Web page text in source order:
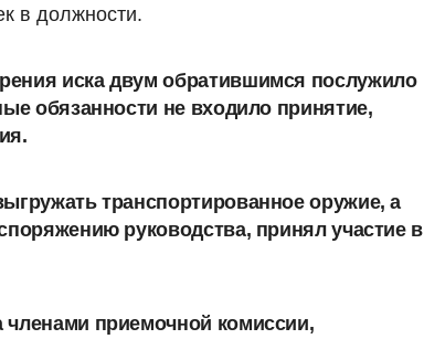
в должности.
иска двум обратившимся послужило
обязанности не входило принятие,
транспортированное оружие, а
руководства, принял участие в
приемочной комиссии,